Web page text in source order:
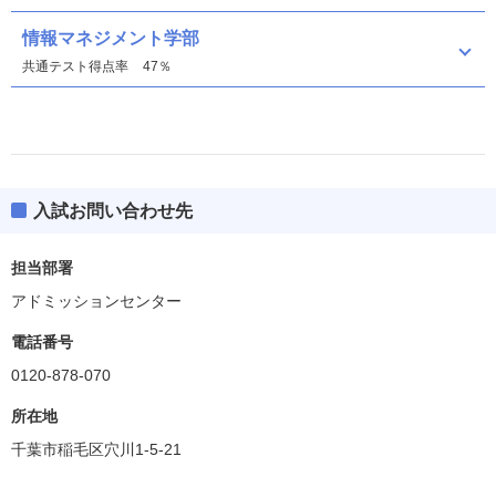
情報マネジメント学部
共通テスト得点率 47％
偏差値
国際学部
情報マネジメント学部
偏差値 35.0
入試お問い合わせ先
担当部署
アドミッションセンター
電話番号
0120-878-070
所在地
千葉市稲毛区穴川1-5-21